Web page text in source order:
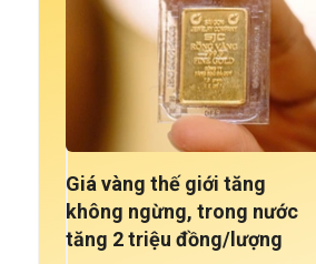
Giá vàng thế giới tăng
không ngừng, trong nước
tăng 2 triệu đồng/lượng